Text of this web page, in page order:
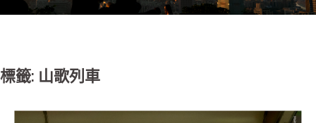
標籤: 山歌列車